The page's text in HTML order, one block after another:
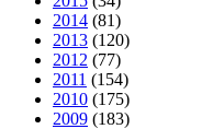
2014 (81)
2013 (120)
2012 (77)
2011 (154)
2010 (175)
2009 (183)